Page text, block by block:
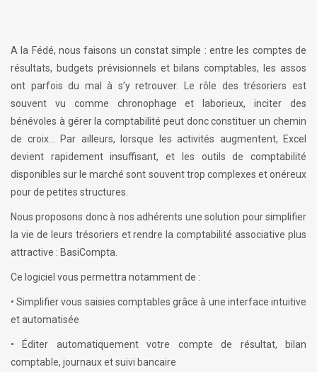
A la Fédé, nous faisons un constat simple : entre les comptes de
résultats, budgets prévisionnels et bilans comptables, les assos
ont parfois du mal à s’y retrouver. Le rôle des trésoriers est
souvent vu comme chronophage et laborieux, inciter des
bénévoles à gérer la comptabilité peut donc constituer un chemin
de croix… Par ailleurs, lorsque les activités augmentent, Excel
devient rapidement insuffisant, et les outils de comptabilité
disponibles sur le marché sont souvent trop complexes et onéreux
pour de petites structures.
Nous proposons donc à nos adhérents une solution pour simplifier
la vie de leurs trésoriers et rendre la comptabilité associative plus
attractive : BasiCompta.
Ce logiciel vous permettra notamment de :
• Simplifier vous saisies comptables grâce à une interface intuitive
et automatisée
• Éditer automatiquement votre compte de résultat, bilan
comptable, journaux et suivi bancaire